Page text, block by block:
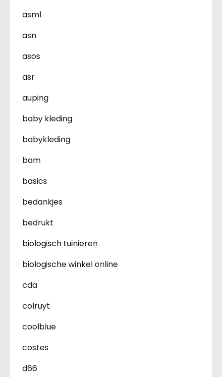
asml
asn
asos
asr
auping
baby kleding
babykleding
bam
basics
bedankjes
bedrukt
biologisch tuinieren
biologische winkel online
cda
colruyt
coolblue
costes
d66